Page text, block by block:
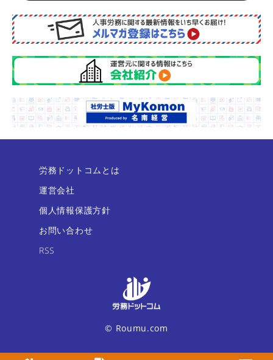
労務ドットコムとは
運営会社
個人情報保護方針
お問い合わせ
RSS
© Roumu.com